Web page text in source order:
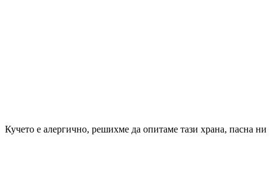
Кучето е алергично, решихме да опитаме тази храна, пасна ни